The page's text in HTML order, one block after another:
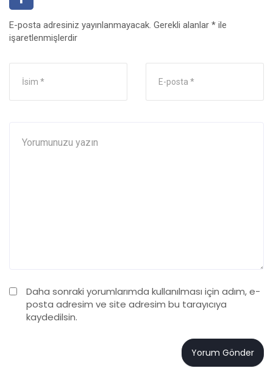
E-posta adresiniz yayınlanmayacak. Gerekli alanlar * ile
işaretlenmişlerdir
Daha sonraki yorumlarımda kullanılması için adım, e-
posta adresim ve site adresim bu tarayıcıya
kaydedilsin.